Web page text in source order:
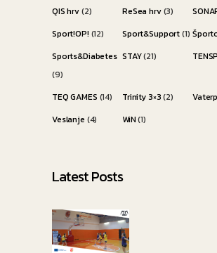
QIS hrv(2) ReSea hrv(3)
Sport!OP! (12) Sport&Support(1)
Sports&Diabetes
(9)
STAY(21)
TEQ GAMES (14) Trinity 3×3(2)
Veslanje (4) WiN(1)
Latest Posts